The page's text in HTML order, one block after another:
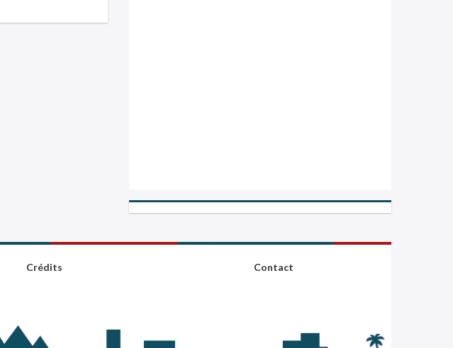
Crédits Contact